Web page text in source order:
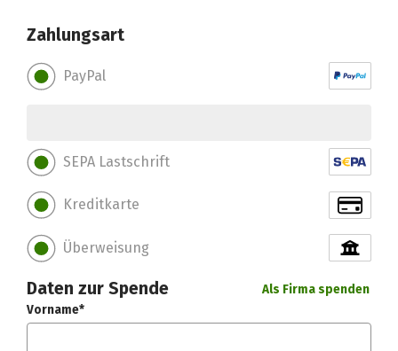
Zahlungsart
PayPal
SEPA Lastschrift
Kreditkarte
Überweisung
Daten zur Spende
Als Firma spenden
Vorname*